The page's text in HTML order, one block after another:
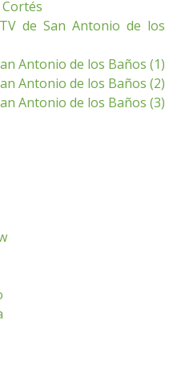
de San Antonio de los
Antonio de los Baños (1)
Antonio de los Baños (2)
Antonio de los Baños (3)